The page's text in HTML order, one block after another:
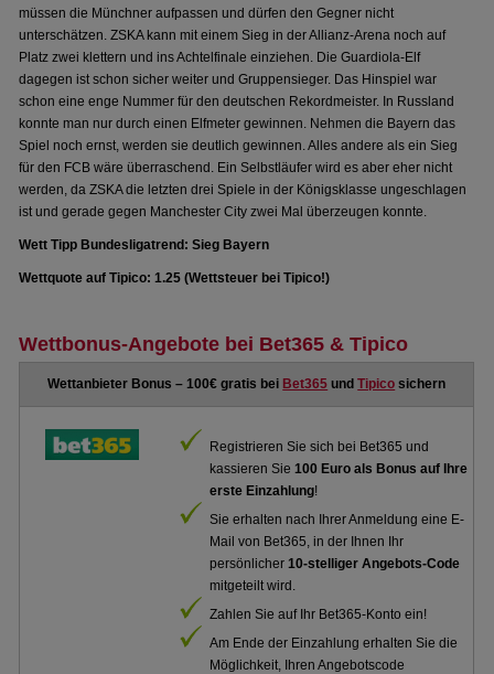
müssen die Münchner aufpassen und dürfen den Gegner nicht
unterschätzen. ZSKA kann mit einem Sieg in der Allianz-Arena noch auf
Platz zwei klettern und ins Achtelfinale einziehen. Die Guardiola-Elf
dagegen ist schon sicher weiter und Gruppensieger. Das Hinspiel war
schon eine enge Nummer für den deutschen Rekordmeister. In Russland
konnte man nur durch einen Elfmeter gewinnen. Nehmen die Bayern das
Spiel noch ernst, werden sie deutlich gewinnen. Alles andere als ein Sieg
für den FCB wäre überraschend. Ein Selbstläufer wird es aber eher nicht
werden, da ZSKA die letzten drei Spiele in der Königsklasse ungeschlagen
ist und gerade gegen Manchester City zwei Mal überzeugen konnte.
Wett Tipp Bundesligatrend: Sieg Bayern
Wettquote auf Tipico: 1.25 (Wettsteuer bei Tipico!)
Wettbonus-Angebote bei Bet365 & Tipico
Wettanbieter Bonus – 100€ gratis bei Bet365 undTipico sichern
Registrieren Sie sich bei Bet365 und
kassieren Sie100 Euro als Bonus auf Ihre
erste Einzahlung!
Sie erhalten nach Ihrer Anmeldung eine E-
Mail von Bet365, in der Ihnen Ihr
persönlicher10-stelliger Angebots-Code
mitgeteilt wird.
Zahlen Sie auf Ihr Bet365-Konto ein!
Am Ende der Einzahlung erhalten Sie die
Möglichkeit, Ihren Angebotscode